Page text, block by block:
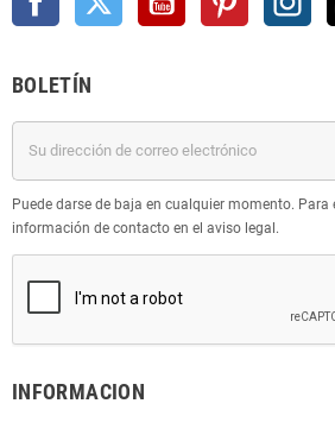
BOLETÍN
Puede darse de baja en cualquier momento. Para
información de contacto en el aviso legal.
INFORMACION